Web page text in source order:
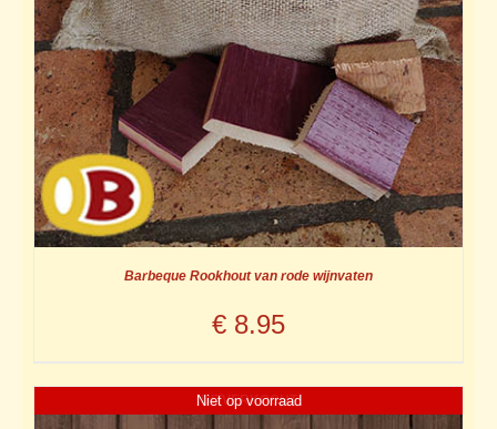
Barbeque Rookhout van rode wijnvaten
€ 8.95
Niet op voorraad
UITVERKOCHT